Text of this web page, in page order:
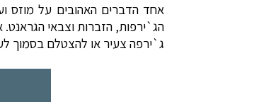
אחד הדברים האהובים על מוזס
הג`ירפות, הזברות וצבאי הגראנט.
ג`ירפה צעיר או להצטלם בסמוך